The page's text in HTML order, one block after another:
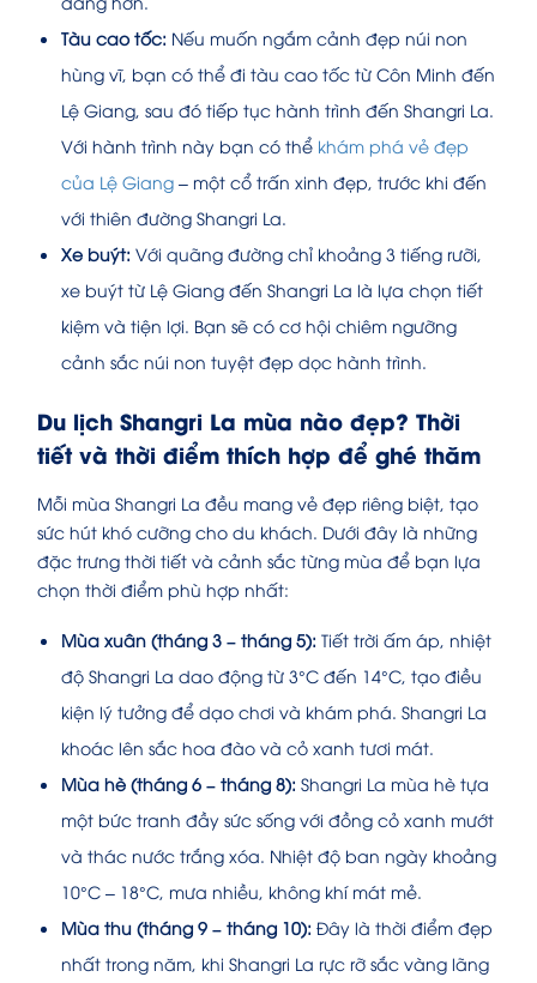
Tàu cao tốc: Nếu muốn ngắm cảnh đẹp núi non
hùng vĩ, bạn có thể đi tàu cao tốc từ Côn Minh đến
Lệ Giang, sau đó tiếp tục hành trình đến Shangri La.
Với hành trình này bạn có thể khám phá vẻ đẹp
của Lệ Giang – một cổ trấn xinh đẹp, trước khi đến
với thiên đường Shangri La.
Xe buýt: Với quãng đường chỉ khoảng 3 tiếng rưỡi,
xe buýt từ Lệ Giang đến Shangri La là lựa chọn tiết
kiệm và tiện lợi. Bạn sẽ có cơ hội chiêm ngưỡng
cảnh sắc núi non tuyệt đẹp dọc hành trình.
Du lịch Shangri La mùa nào đẹp? Thời
tiết và thời điểm thích hợp để ghé thăm
Mỗi mùa Shangri La đều mang vẻ đẹp riêng biệt, tạo
sức hút khó cưỡng cho du khách. Dưới đây là những
đặc trưng thời tiết và cảnh sắc từng mùa để bạn lựa
chọn thời điểm phù hợp nhất:
Mùa xuân (tháng 3 – tháng 5): Tiết trời ấm áp, nhiệt
độ Shangri La dao động từ 3°C đến 14°C, tạo điều
kiện lý tưởng để dạo chơi và khám phá. Shangri La
khoác lên sắc hoa đào và cỏ xanh tươi mát.
Mùa hè (tháng 6 – tháng 8): Shangri La mùa hè tựa
một bức tranh đầy sức sống với đồng cỏ xanh mướt
và thác nước trắng xóa. Nhiệt độ ban ngày khoảng
10°C – 18°C, mưa nhiều, không khí mát mẻ.
Mùa thu (tháng 9 – tháng 10): Đây là thời điểm đẹp
nhất trong năm, khi Shangri La rực rỡ sắc vàng lãng